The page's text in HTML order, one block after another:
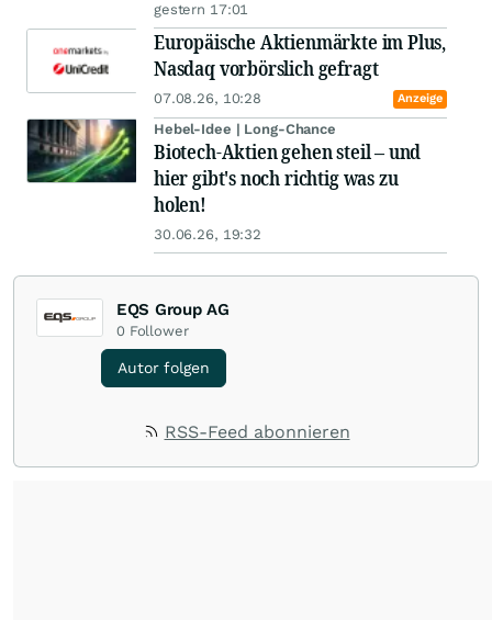
gestern 17:01
Europäische Aktienmärkte im Plus,
Nasdaq vorbörslich gefragt
07.08.26, 10:28 Anzeige
Hebel-Idee | Long-Chance
Biotech-Aktien gehen steil – und
hier gibt's noch richtig was zu
holen!
30.06.26, 19:32
EQS Group AG
0 Follower
Autor folgen
RSS-Feed abonnieren